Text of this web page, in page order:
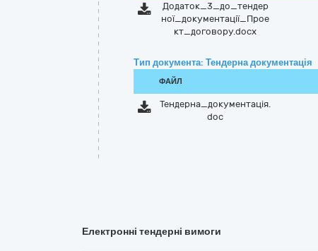
Додаток_3_до_тендер
ної_документації_Прое
кт_договору.docx
Тип документа: Тендерна документація
ФАЙЛ
Тендерна_документація.
doc
Електронні тендерні вимоги